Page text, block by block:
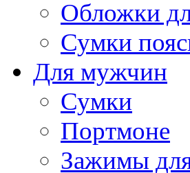
Обложки
Сумки
Для мужчин
Сумки
Портмоне
Зажимы